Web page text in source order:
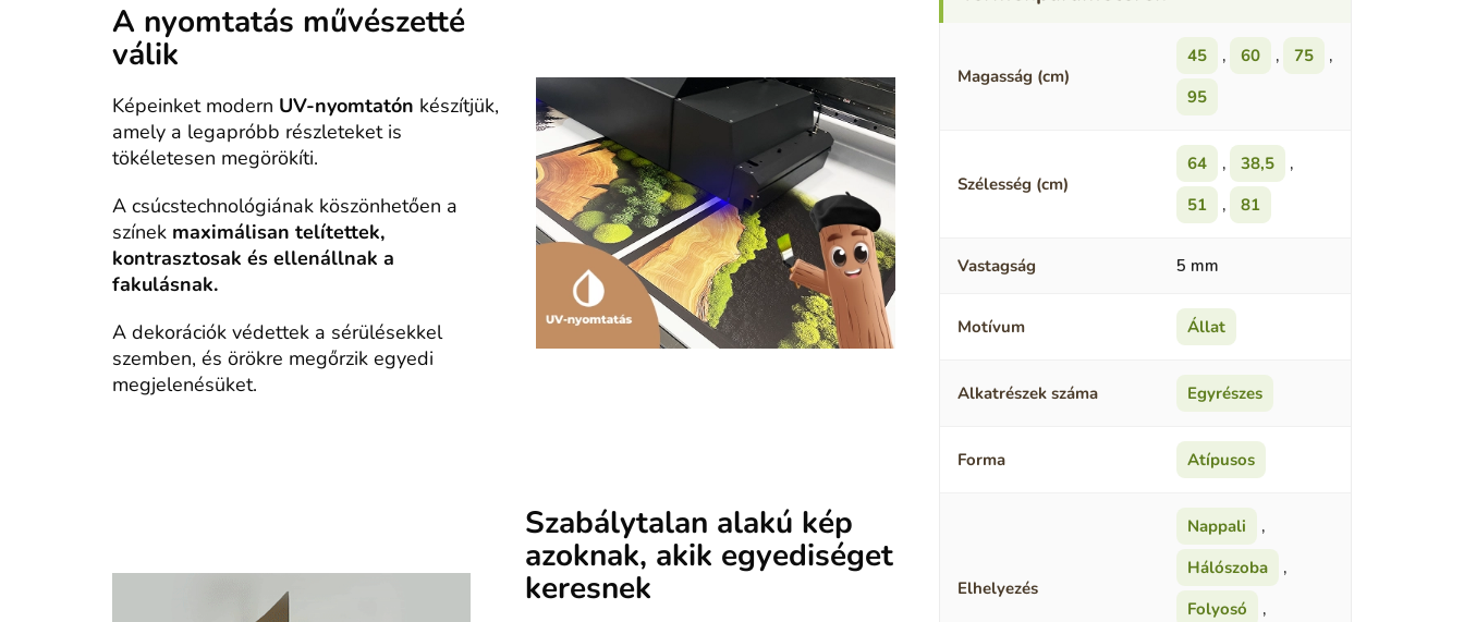
A nyomtatás művészetté
válik
Képeinket modern UV-nyomtatón készítjük,
amely a legapróbb részleteket is
tökéletesen megörökíti.
A csúcstechnológiának köszönhetően a
színek maximálisan telítettek,
kontrasztosak és ellenállnak a
fakulásnak.
A dekorációk védettek a sérülésekkel
szemben, és örökre megőrzik egyedi
megjelenésüket.
Szabálytalan alakú kép
azoknak, akik egyediséget
keresnek
Magasság (cm)
45 , 60 , 75
,
95
Szélesség (cm)
64 , 38,5
,
51
, 81
Vastagság 5 mm
Motívum Állat
Alkatrészek száma Egyrészes
Forma Atípusos
Elhelyezés
Nappali
,
Hálószoba
,
Folyosó
,